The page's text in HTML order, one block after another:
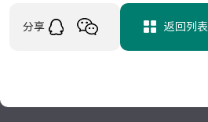
分享 返回列表